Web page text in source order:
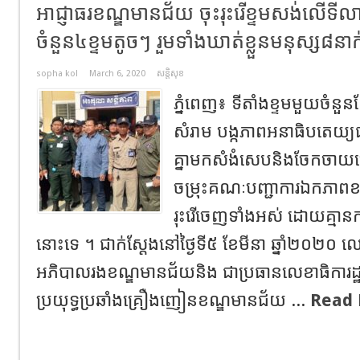
អាជ្ញាធរខណ្ឌមានជ័យ ចុះរុះរើខ្ទមសង់លើទី
ចំនួន៤ខ្ទមតូចៗ រួមទាំងឃាត់ខ្លួនមនុស្ស៨នា
sopha kol March 6, 2020 សន្តិសុខ
ភ្នំពេញ៖ ទីតាំងខ្ទមមួយចំនួ
សំរាម បង្កភាពអនាធិបតេ
គ្នាមកសំងំសេបនិងចែកចាយ
ចម្រុះគណៈបញ្ជាការឯកភាព
រុះរើចេញទាំងអស់ ដោយគ្មាន
នោះទេ ។ ជាក់ស្តែងនៅថ្ងៃទី៥ ខែមីនា ឆ្នាំ២០២០
អភិបាលរងខណ្ឌមានជ័យនិង ជាប្រធានលេខាធិការដ្
ប្រយុទ្ធប្រឆាំងគ្រឿងញៀនខណ្ឌមានជ័យ ...